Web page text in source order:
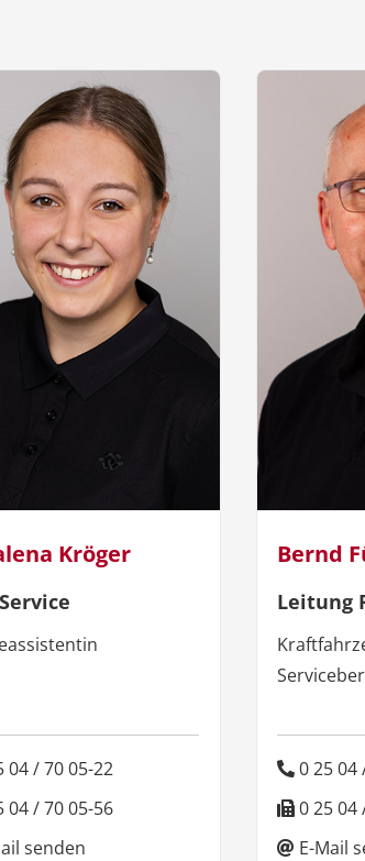
Kröger
04 / 70 05-22
04 / 70 05-56
senden
Bernd
Leitung
0 25 04
0 25 04
E-Mail